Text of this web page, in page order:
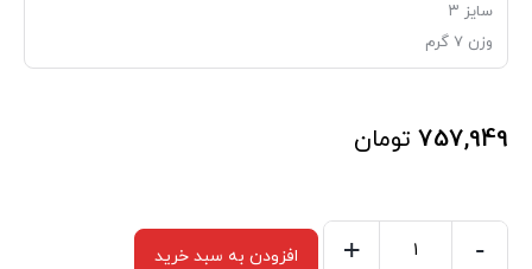
سایز ۳
وزن ۷ گرم
757,949 تومان
-
+ افزودن به سبد خرید